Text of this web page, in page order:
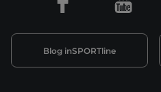
Blog inSPORTline
Facebook Youtube